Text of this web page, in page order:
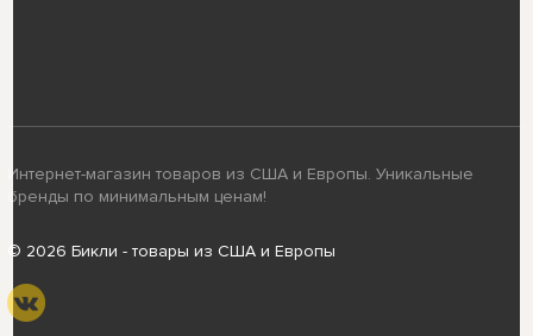
Интернет-магазин товаров из США и Европы. Уникальные
бренды по минимальным ценам!
© 2026 Бикли - товары из США и Европы